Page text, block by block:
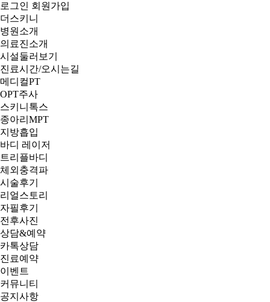
로그인 회원가입
더스키니
병원소개
의료진소개
시설둘러보기
진료시간/오시는길
메디컬PT
OPT주사
스키니톡스
종아리MPT
지방흡입
바디 레이저
트리플바디
체외충격파
시술후기
리얼스토리
자필후기
전후사진
상담&예약
카톡상담
진료예약
이벤트
커뮤니티
공지사항